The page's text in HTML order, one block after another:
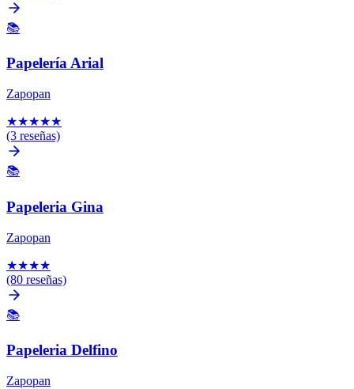
📚
Papelería Arial
Zapopan
★★★★★
(3 reseñas)
📚
Papeleria Gina
Zapopan
★★★★
(80 reseñas)
📚
Papeleria Delfino
Zapopan